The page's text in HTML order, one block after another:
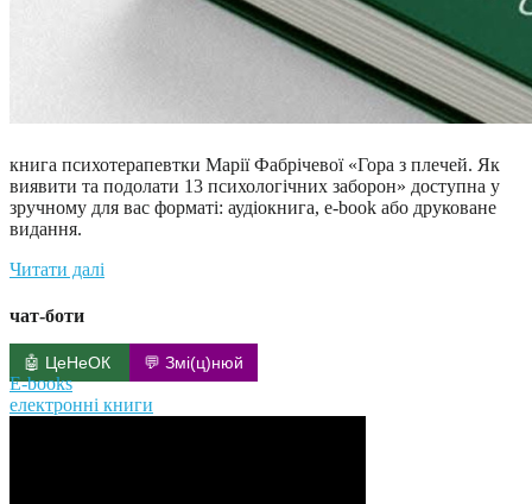
книга психотерапевтки Марії Фабрічевої «Гора з плечей. Як
виявити та подолати 13 психологічних заборон» доступна у
зручному для вас форматі: аудіокнига, e-book або друковане
видання.
Читати далі
чат-боти
🤖 ЦеНеОК 💬 Змі(ц)нюй
E-books
електронні книги